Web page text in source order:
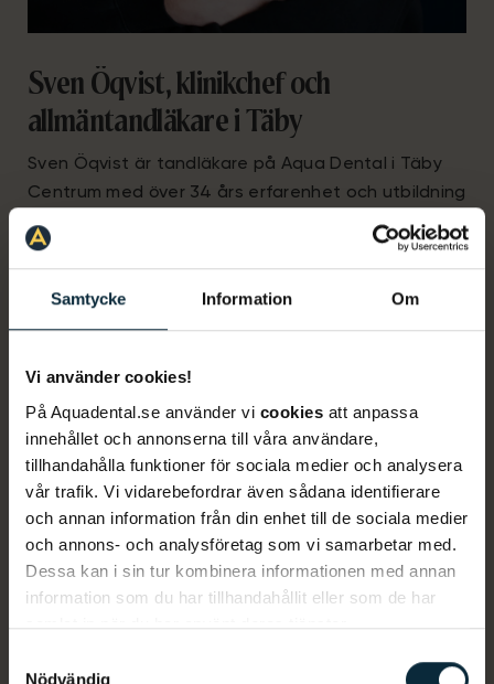
Samtycke Information Om
Vi använder cookies!
På Aquadental.se använder vi cookies att anpassa
innehållet och annonserna till våra användare,
tillhandahålla funktioner för sociala medier och analysera
vår trafik. Vi vidarebefordrar även sådana identifierare
och annan information från din enhet till de sociala medier
och annons- och analysföretag som vi samarbetar med.
Dessa kan i sin tur kombinera informationen med annan
information som du har tillhandahållit eller som de har
samlat in när du har använt deras tjänster.
Nödvändig
Sven Öqvist, klinikchef och
allmäntandläkare i Täby
Sven Öqvist är tandläkare på Aqua Dental i Täby
Centrum med över 34 års erfarenhet och utbildning
från Karolinska Institutet. Han uppskattar
kombinationen av att hjälpa människor och arbeta
tandvårdsrädda patienter.
Han beskriver Aqua Dental i Täby Centrum som en
modern och välutrustad klinik med ett
lättillgängligt läge och fri parkering. Här erbjuds
generösa öppettider, inklusive kvällar och helger,
samt ett brett utbud av behandlingar, från allmän
tandvård till avancerade specialistbehandlingar
och estetisk tandvård som tandblekning, fasader
och Invisalign.
Sven beskriver personalen på kliniken som ett team
av erfarna och engagerade behandlare med bred